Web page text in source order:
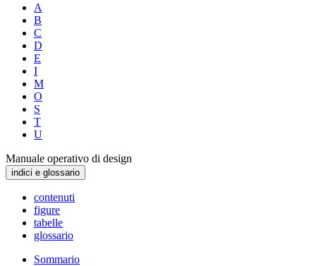
A
B
C
D
E
I
M
O
S
T
U
Manuale operativo di design
indici e glossario
contenuti
figure
tabelle
glossario
Sommario